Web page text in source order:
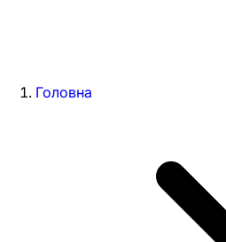
Головна